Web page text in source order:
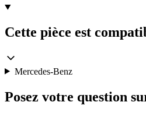
Cette pièce est
Mercedes-Benz
Posez votre question